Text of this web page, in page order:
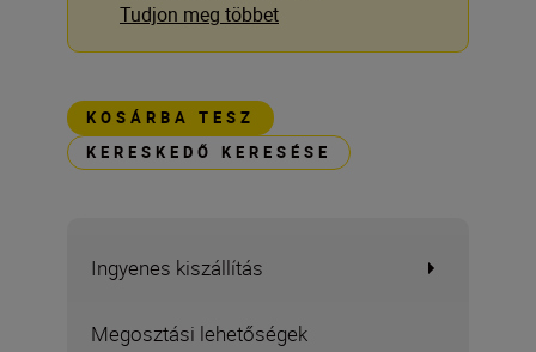
Tudjon meg többet
KOSÁRBA TESZ
KERESKEDŐ KERESÉSE
Ingyenes kiszállítás
Megosztási lehetőségek